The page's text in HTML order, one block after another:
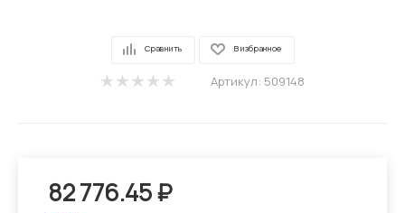
В избранное
Сравнить
Артикул: 509148
82 776.45₽